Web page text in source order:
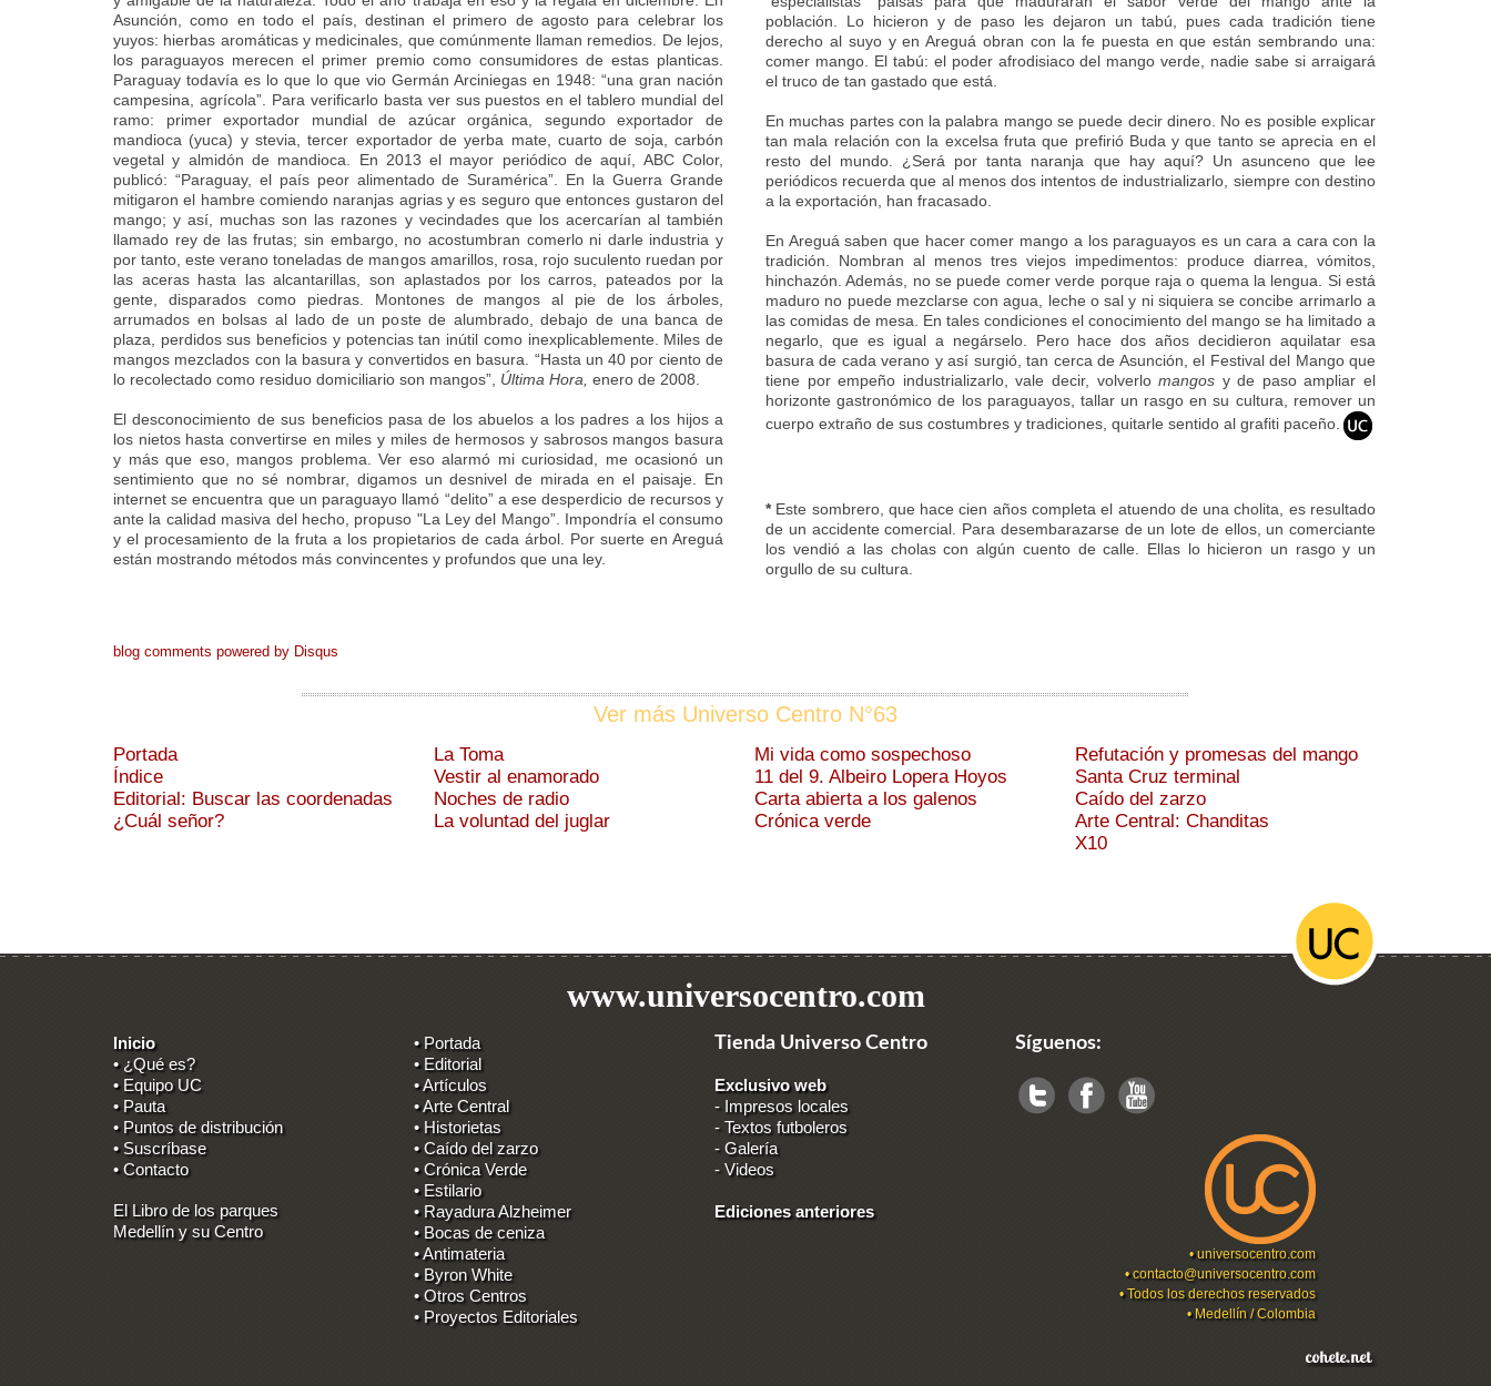
Asunción, como en todo el país, destinan el primero de agosto para celebrar los
yuyos: hierbas aromáticas y medicinales, que comúnmente llaman remedios. De lejos,
los paraguayos merecen el primer premio como consumidores de estas planticas.
Paraguay todavía es lo que lo que vio Germán Arciniegas en 1948: “una gran nación
campesina, agrícola”. Para verificarlo basta ver sus puestos en el tablero mundial del
ramo: primer exportador mundial de azúcar orgánica, segundo exportador de
mandioca (yuca) y stevia, tercer exportador de yerba mate, cuarto de soja, carbón
vegetal y almidón de mandioca. En 2013 el mayor periódico de aquí, ABC Color,
publicó: “Paraguay, el país peor alimentado de Suramérica”. En la Guerra Grande
mitigaron el hambre comiendo naranjas agrias y es seguro que entonces gustaron del
mango; y así, muchas son las razones y vecindades que los acercarían al también
llamado rey de las frutas; sin embargo, no acostumbran comerlo ni darle industria y
por tanto, este verano toneladas de mangos amarillos, rosa, rojo suculento ruedan por
las aceras hasta las alcantarillas, son aplastados por los carros, pateados por la
gente, disparados como piedras. Montones de mangos al pie de los árboles,
arrumados en bolsas al lado de un poste de alumbrado, debajo de una banca de
plaza, perdidos sus beneficios y potencias tan inútil como inexplicablemente. Miles de
mangos mezclados con la basura y convertidos en basura. “Hasta un 40 por ciento de
lo recolectado como residuo domiciliario son mangos”, Última Hora, enero de 2008.
El desconocimiento de sus beneficios pasa de los abuelos a los padres a los hijos a
los nietos hasta convertirse en miles y miles de hermosos y sabrosos mangos basura
y más que eso, mangos problema. Ver eso alarmó mi curiosidad, me ocasionó un
sentimiento que no sé nombrar, digamos un desnivel de mirada en el paisaje. En
internet se encuentra que un paraguayo llamó “delito” a ese desperdicio de recursos y
ante la calidad masiva del hecho, propuso "La Ley del Mango”. Impondría el consumo
y el procesamiento de la fruta a los propietarios de cada árbol. Por suerte en Areguá
están mostrando métodos más convincentes y profundos que una ley.
población. Lo hicieron y de paso les dejaron un tabú, pues cada tradición tiene
derecho al suyo y en Areguá obran con la fe puesta en que están sembrando una:
comer mango. El tabú: el poder afrodisiaco del mango verde, nadie sabe si arraigará
el truco de tan gastado que está.
En muchas partes con la palabra mango se puede decir dinero. No es posible explicar
tan mala relación con la excelsa fruta que prefirió Buda y que tanto se aprecia en el
resto del mundo. ¿Será por tanta naranja que hay aquí? Un asunceno que lee
periódicos recuerda que al menos dos intentos de industrializarlo, siempre con destino
a la exportación, han fracasado.
En Areguá saben que hacer comer mango a los paraguayos es un cara a cara con la
tradición. Nombran al menos tres viejos impedimentos: produce diarrea, vómitos,
hinchazón. Además, no se puede comer verde porque raja o quema la lengua. Si está
maduro no puede mezclarse con agua, leche o sal y ni siquiera se concibe arrimarlo a
las comidas de mesa. En tales condiciones el conocimiento del mango se ha limitado a
negarlo, que es igual a negárselo. Pero hace dos años decidieron aquilatar esa
basura de cada verano y así surgió, tan cerca de Asunción, el Festival del Mango que
tiene por empeño industrializarlo, vale decir, volverlomangos y de paso ampliar el
horizonte gastronómico de los paraguayos, tallar un rasgo en su cultura, remover un
cuerpo extraño de sus costumbres y tradiciones, quitarle sentido al grafiti paceño.
*Este sombrero, que hace cien años completa el atuendo de una cholita, es resultado
de un accidente comercial. Para desembarazarse de un lote de ellos, un comerciante
los vendió a las cholas con algún cuento de calle. Ellas lo hicieron un rasgo y un
orgullo de su cultura.
blog comments powered by Disqus
Ver más Universo Centro N°63
Portada
Índice
Editorial: Buscar las coordenadas
¿Cuál señor?
La Toma
Vestir al enamorado
Noches de radio
La voluntad del juglar
Mi vida como sospechoso
11 del 9. Albeiro Lopera Hoyos
Carta abierta a los galenos
Crónica verde
Refutación y promesas del mango
Santa Cruz terminal
Caído del zarzo
Arte Central: Chanditas
X10
www.universocentro.com
Inicio
• ¿Qué es?
• Equipo UC
• Pauta
• Puntos de distribución
• Suscríbase
• Contacto
El Libro de los parques
Medellín y su Centro
• Portada
• Editorial
• Artículos
• Arte Central
• Historietas
• Caído del zarzo
• Crónica Verde
• Estilario
• Rayadura Alzheimer
• Bocas de ceniza
• Antimateria
• Byron White
• Otros Centros
• Proyectos Editoriales
Tienda Universo Centro
Exclusivo web
- Impresos locales
-Textos futboleros
-Galería
-Videos
Ediciones anteriores
Síguenos:
•universocentro.com
•contacto@universocentro.com
• Todos los derechos reservados
• Medellín / Colombia